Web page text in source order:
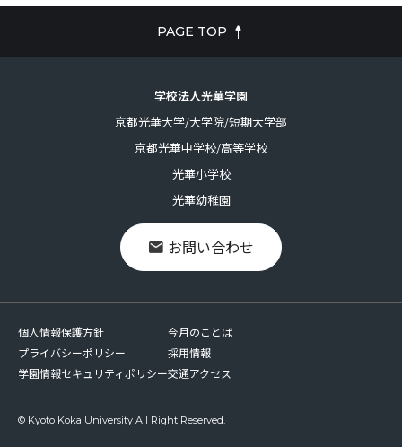
PAGE TOP
学校法人光華学園
京都光華大学/大学院/短期大学部
京都光華中学校/高等学校
光華小学校
光華幼稚園
お問い合わせ
個人情報保護方針
プライバシーポリシー
学園情報セキュリティポリシー
今月のことば
採用情報
交通アクセス
© Kyoto Koka University All Right Reserved.